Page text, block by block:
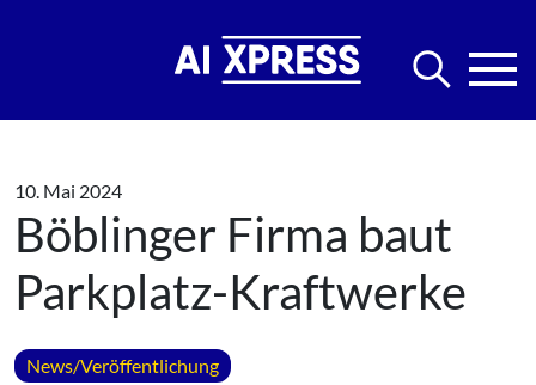
10. Mai 2024
Böblinger Firma baut
Parkplatz-Kraftwerke
News/Veröffentlichung